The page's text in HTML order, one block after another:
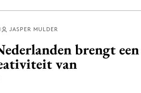
nieuws via de Adformatie
JASPER MULDER
brengt een
van